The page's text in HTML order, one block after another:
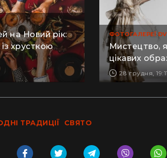
на Новий рік:
хрусткою
ФОТОГАЛЕРЕЇ DV
Мистецтво,
цікавих
28 грудня, 19:11
ТРАДИЦІЇ СВЯТО